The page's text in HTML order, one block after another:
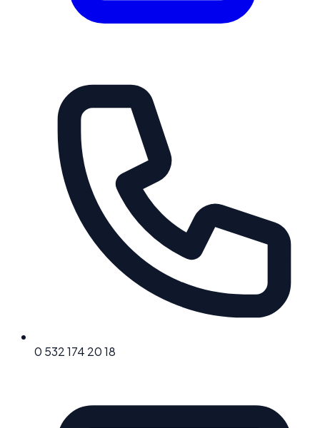
0 532 174 20 18